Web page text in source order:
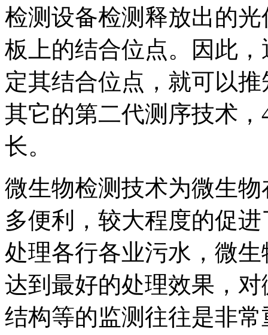
检测设备检测释放出的
板上的结合位点。因此
定其结合位点，就可以
其它的第二代测序技术
长。
微生物检测技术为微生
多便利，较大程度的促
处理各行各业污水，微
达到最好的处理效果，
结构等的监测往往是非